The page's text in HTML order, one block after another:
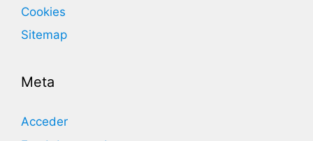
Cookies
Sitemap
Meta
Acceder